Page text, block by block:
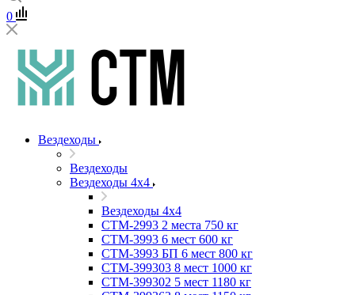
0
Вездеходы
Вездеходы
Вездеходы 4х4
Вездеходы 4х4
СТМ-2993 2 места 750 кг
СТМ-3993 6 мест 600 кг
СТМ-3993 БП 6 мест 800 кг
СТМ-399303 8 мест 1000 кг
СТМ-399302 5 мест 1180 кг